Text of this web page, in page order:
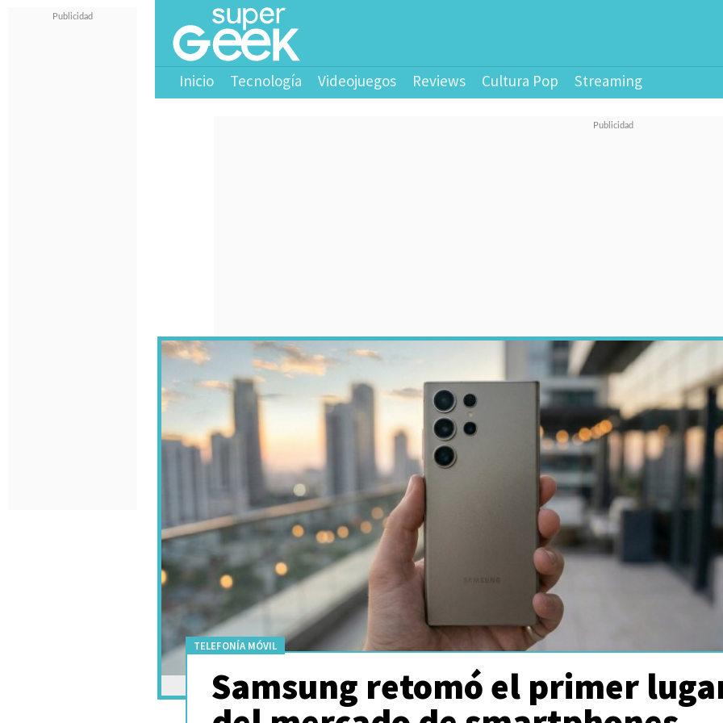
Inicio Tecnología Videojuegos Reviews Cultura Pop Streaming
TELEFONÍA MÓVIL
Samsung retomó el primer